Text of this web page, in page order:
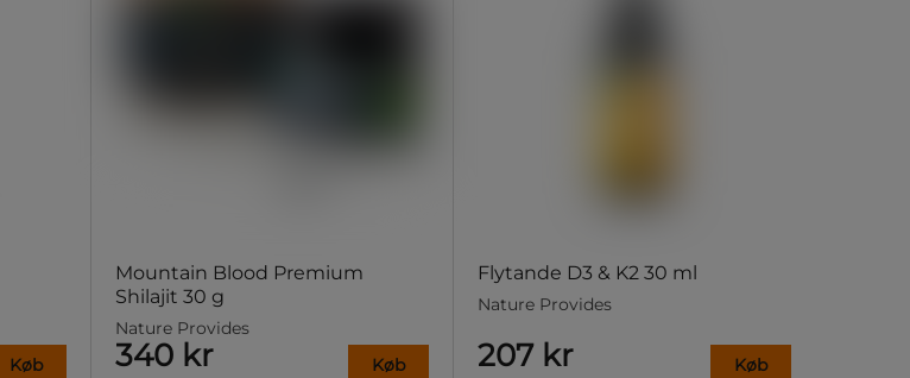
Køb
Mountain Blood Premium
Shilajit 30 g
Nature Provides
340 kr Køb
Flytande D3 & K2 30 ml
Nature Provides
207 kr Køb